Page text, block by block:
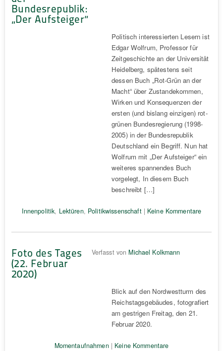
Bundesrepublik:
„Der Aufsteiger“
Politisch interessierten Lesern ist
Edgar Wolfrum, Professor für
Zeitgeschichte an der Universität
Heidelberg, spätestens seit
dessen Buch „Rot-Grün an der
Macht“ über Zustandekommen,
Wirken und Konsequenzen der
ersten (und bislang einzigen) rot-
grünen Bundesregierung (1998-
2005) in der Bundesrepublik
Deutschland ein Begriff. Nun hat
Wolfrum mit „Der Aufsteiger“ ein
weiteres spannendes Buch
vorgelegt, In diesem Buch
beschreibt […]
Innenpolitik, Lektüren, Politikwissenschaft| Keine Kommentare
Foto des Tages
(22. Februar
2020)
Verfasst von Michael Kolkmann
Blick auf den Nordwestturm des
Reichstagsgebäudes, fotografiert
am gestrigen Freitag, den 21.
Februar 2020.
Momentaufnahmen| Keine Kommentare